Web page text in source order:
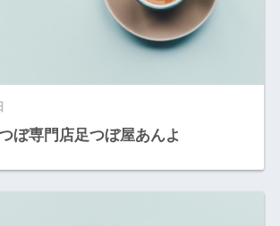
ぼ専門店足つぼ屋あんよ